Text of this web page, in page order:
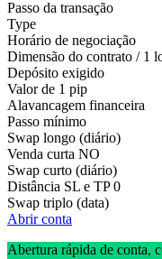
Passo da transação
Type
Horário de negociação
Dimensão do contrato / 1
Depósito exigido
Valor de 1 pip
Alavancagem financeira
Passo mínimo
Swap longo (diário)
Venda curta NO
Swap curto (diário)
Distância SL e TP 0
Swap triplo (data)
Abrir conta
Abertura rápida de conta,